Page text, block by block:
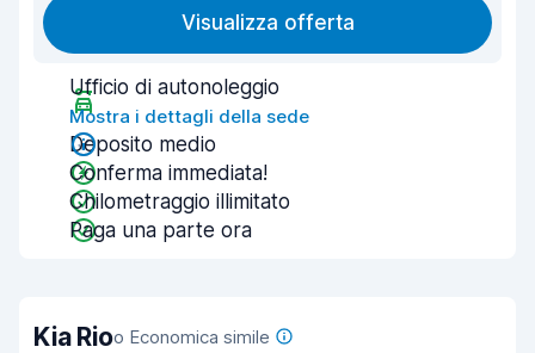
Visualizza offerta
Ufficio di autonoleggio
Mostra i dettagli della sede
Deposito medio
Conferma immediata!
Chilometraggio illimitato
Paga una parte ora
Kia Rioo Economica simile